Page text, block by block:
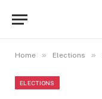
Home » Elections »
ELECTIONS